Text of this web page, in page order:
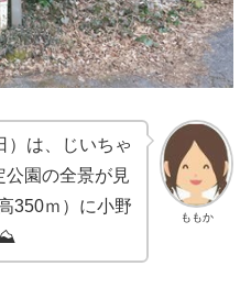
ももか
）は、じいちゃ
公園の全景が見
350ｍ）に小野
⛰